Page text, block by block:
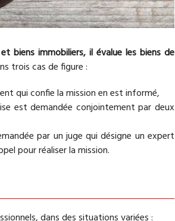
biens immobiliers, il évalue les biens de
trois cas de figure :
qui confie la mission en est informé,
est demandée conjointement par deux
par un juge qui désigne un expert
pour réaliser la mission.